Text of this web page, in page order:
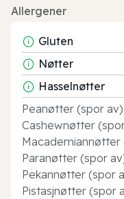
Allergener
Gluten
Nøtter
Hasselnøtter
Peanøtter (spor av)
Cashewnøtter
Macademiannøtter
Paranøtter (spor
Pekannøtter (spor
Pistasjnøtter (spor